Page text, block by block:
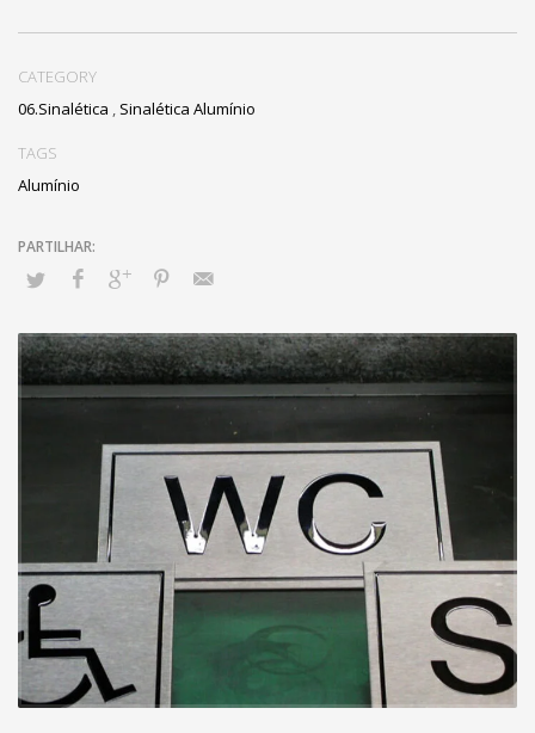
CATEGORY
06.Sinalética , Sinalética Alumínio
TAGS
Alumínio